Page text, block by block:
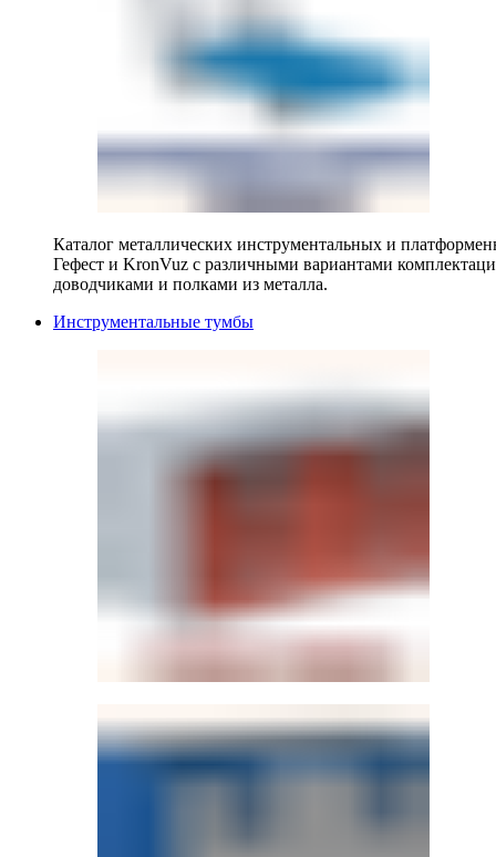
Каталог металлических инструментальных и
Гефест и KronVuz с различными вариантами
доводчиками и полками из металла.
Инструментальные тумбы